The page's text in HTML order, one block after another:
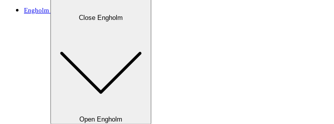
Engholm
Close Engholm
Open Engholm